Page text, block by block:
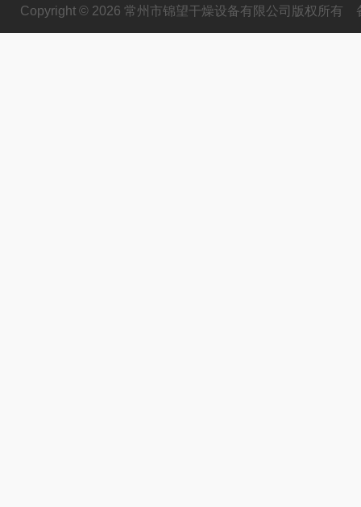
Copyright © 2026 常州市锦望干燥设备有限公司版权所有